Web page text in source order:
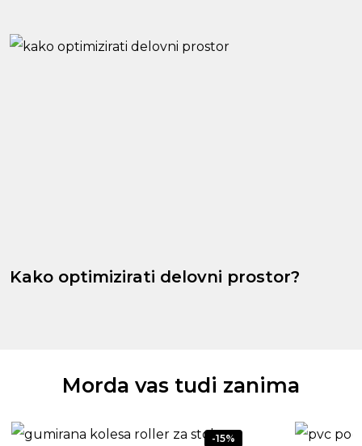
Kako optimizirati delovni prostor?
Morda vas tudi zanima
-15%